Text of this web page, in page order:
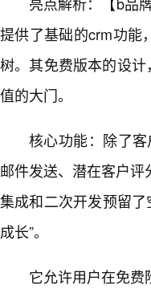
提供了基础的crm功能
树。其免费版本的设
值的大门。
核心功能：除了
邮件发送、潜在客户
集成和二次开发预留
成长”。
它允许用户在免